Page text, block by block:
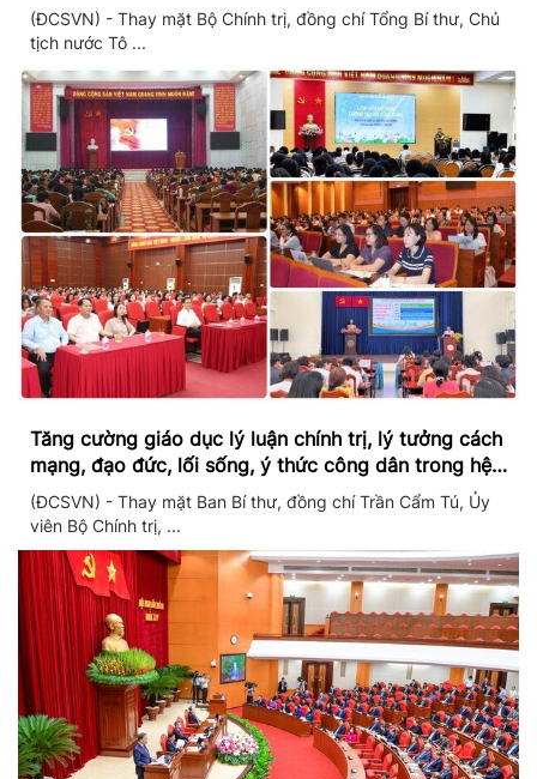
(ĐCSVN) - Thay mặt Bộ Chính trị, đồng chí Tổng Bí thư, Chủ
tịch nước Tô ...
Tăng cường giáo dục lý luận chính trị, lý tưởng cách
mạng, đạo đức, lối sống, ý thức công dân trong hệ
thống giáo dục quốc dân
(ĐCSVN) - Thay mặt Ban Bí thư, đồng chí Trần Cẩm Tú, Ủy
viên Bộ Chính trị, ...